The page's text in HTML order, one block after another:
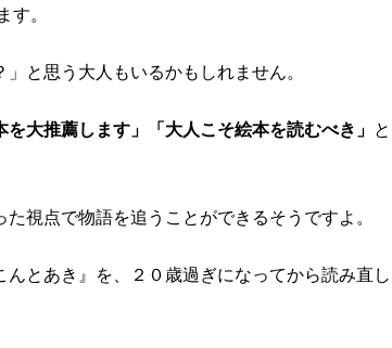
。
と思う大人もいるかもしれません。
を大推薦します」「大人こそ絵本を読むべき」 と
視点で物語を追うことができるそうですよ。
とあき』を、２０歳過ぎになってから読み直し